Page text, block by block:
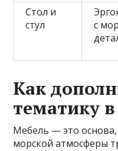
Стол и
стул
с
Как
тематику
Мебель — это
морской атмосферы